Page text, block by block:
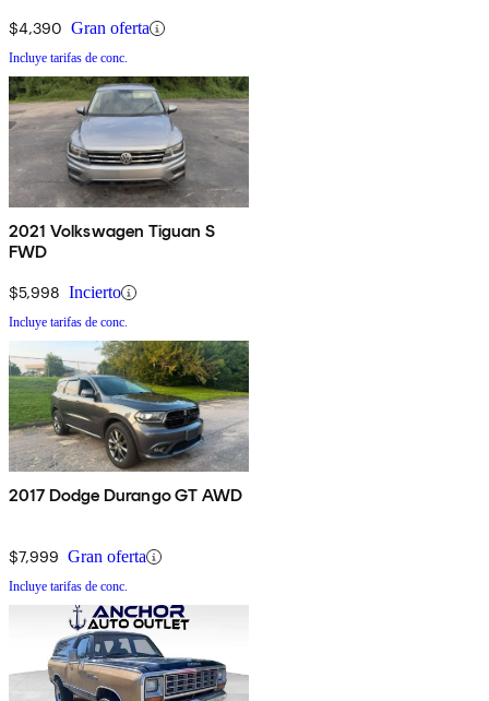
$4,390 Gran oferta
Incluye tarifas de conc.
2021 Volkswagen Tiguan S
FWD
$5,998 Incierto
Incluye tarifas de conc.
2017 Dodge Durango GT AWD
$7,999 Gran oferta
Incluye tarifas de conc.